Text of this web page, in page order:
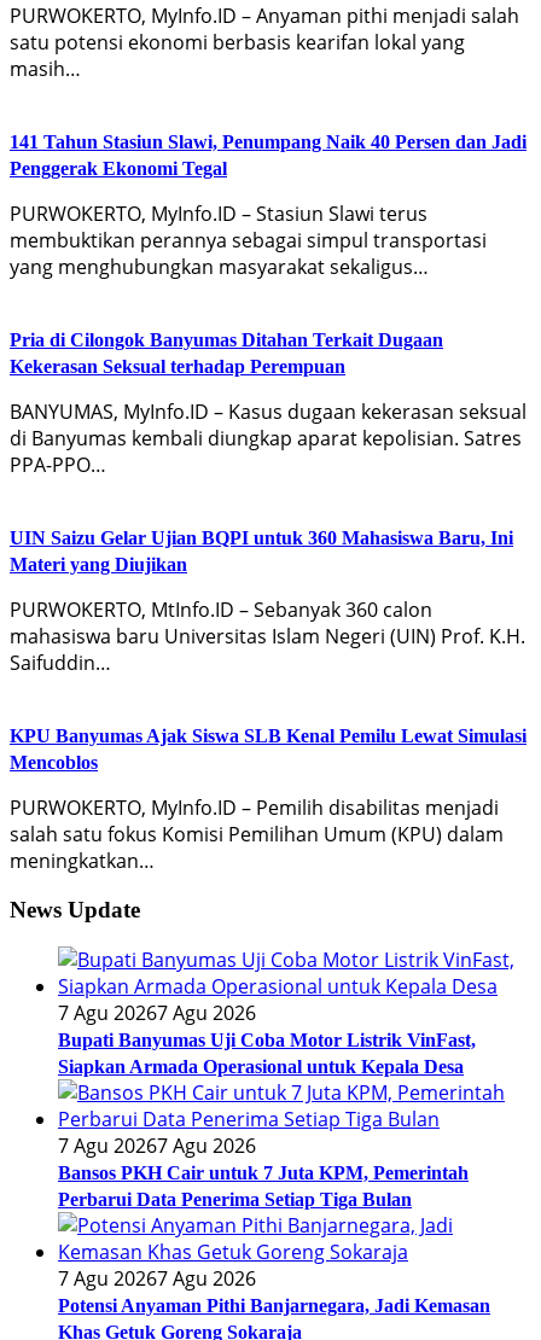
PURWOKERTO, MyInfo.ID – Anyaman pithi menjadi salah
satu potensi ekonomi berbasis kearifan lokal yang
masih…
141 Tahun Stasiun Slawi, Penumpang Naik 40 Persen dan Jadi
Penggerak Ekonomi Tegal
PURWOKERTO, MyInfo.ID – Stasiun Slawi terus
membuktikan perannya sebagai simpul transportasi
yang menghubungkan masyarakat sekaligus…
Pria di Cilongok Banyumas Ditahan Terkait Dugaan
Kekerasan Seksual terhadap Perempuan
BANYUMAS, MyInfo.ID – Kasus dugaan kekerasan seksual
di Banyumas kembali diungkap aparat kepolisian. Satres
PPA-PPO…
UIN Saizu Gelar Ujian BQPI untuk 360 Mahasiswa Baru, Ini
Materi yang Diujikan
PURWOKERTO, MtInfo.ID – Sebanyak 360 calon
mahasiswa baru Universitas Islam Negeri (UIN) Prof. K.H.
Saifuddin…
KPU Banyumas Ajak Siswa SLB Kenal Pemilu Lewat Simulasi
Mencoblos
PURWOKERTO, MyInfo.ID – Pemilih disabilitas menjadi
salah satu fokus Komisi Pemilihan Umum (KPU) dalam
meningkatkan…
News Update
7 Agu 20267 Agu 2026
Bupati Banyumas Uji Coba Motor Listrik VinFast,
Siapkan Armada Operasional untuk Kepala Desa
7 Agu 20267 Agu 2026
Bansos PKH Cair untuk 7 Juta KPM, Pemerintah
Perbarui Data Penerima Setiap Tiga Bulan
7 Agu 20267 Agu 2026
Potensi Anyaman Pithi Banjarnegara, Jadi Kemasan
Khas Getuk Goreng Sokaraja